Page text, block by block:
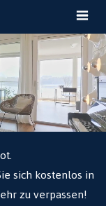
MENÜ
sich kostenlos in
zu verpassen!